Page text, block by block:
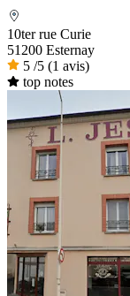
10ter rue Curie
51200 Esternay
5 /5 (1 avis)
top notes